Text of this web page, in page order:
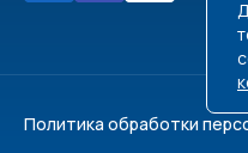
Политика обработки